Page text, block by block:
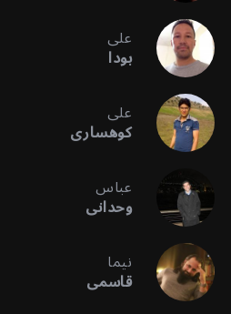
علی
بودا
علی
کوهساری
عباس
وحدانی
نیما
قاسمی